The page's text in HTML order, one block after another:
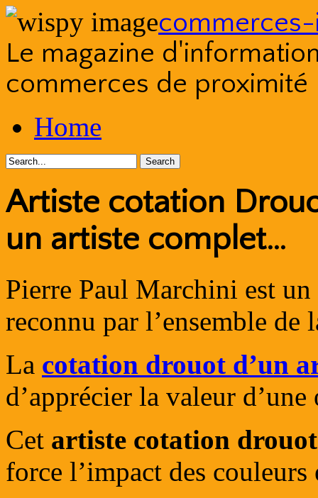
Le magazine
commerces de proximité
to
contentHome
Artiste cotation
un artiste complet…
Pierre Paul Marchini est un
reconnu par l’ensemble de
La cotation drouot d’un
d’apprécier la valeur
Cet artiste cotation drouot
force l’impact des